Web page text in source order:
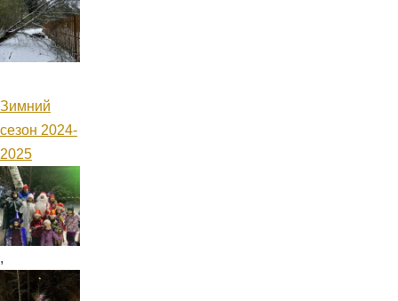
Зимний
сезон 2024-
2025
,